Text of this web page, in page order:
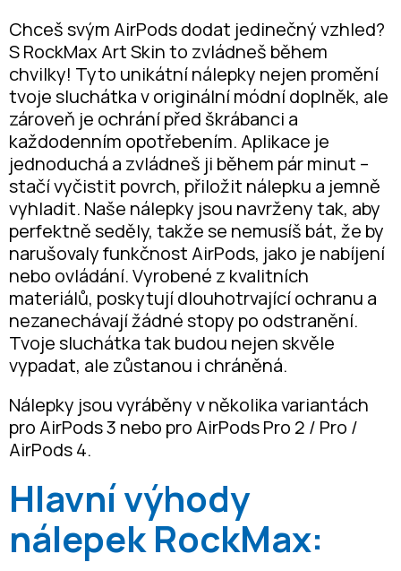
Chceš svým AirPods dodat jedinečný vzhled?
S RockMax Art Skin to zvládneš během
chvilky! Tyto unikátní nálepky nejen promění
tvoje sluchátka v originální módní doplněk, ale
zároveň je ochrání před škrábanci a
každodenním opotřebením. Aplikace je
jednoduchá a zvládneš ji během pár minut –
stačí vyčistit povrch, přiložit nálepku a jemně
vyhladit. Naše nálepky jsou navrženy tak, aby
perfektně seděly, takže se nemusíš bát, že by
narušovaly funkčnost AirPods, jako je nabíjení
nebo ovládání. Vyrobené z kvalitních
materiálů, poskytují dlouhotrvající ochranu a
nezanechávají žádné stopy po odstranění.
Tvoje sluchátka tak budou nejen skvěle
vypadat, ale zůstanou i chráněná.
Nálepky jsou vyráběny v několika variantách
pro AirPods 3 nebo pro AirPods Pro 2 / Pro /
AirPods 4.
Hlavní výhody
nálepek RockMax: